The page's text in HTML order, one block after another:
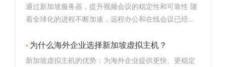
通过新加坡服务器，提升视频会议的稳定性和可靠性 随
着全球化的进程不断加速，远程办公和在线会议已经...
为什么海外企业选择新加坡虚拟主机？
新加坡虚拟主机的优势：为海外企业提供更快、更稳定